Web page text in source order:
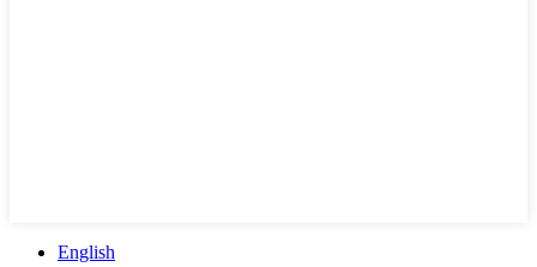
English